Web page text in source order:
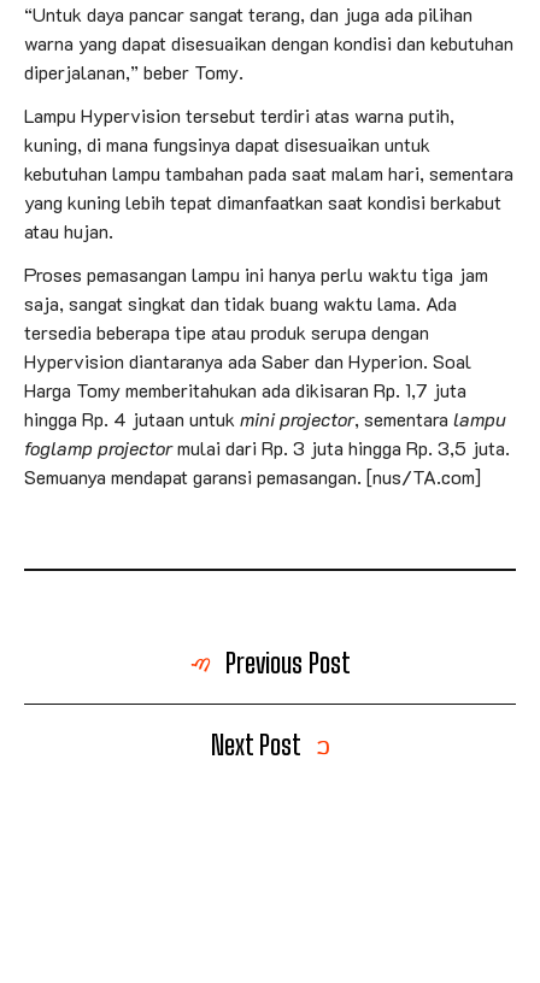
“Untuk daya pancar sangat terang, dan juga ada pilihan
warna yang dapat disesuaikan dengan kondisi dan kebutuhan
diperjalanan,” beber Tomy.
Lampu Hypervision tersebut terdiri atas warna putih,
kuning, di mana fungsinya dapat disesuaikan untuk
kebutuhan lampu tambahan pada saat malam hari, sementara
yang kuning lebih tepat dimanfaatkan saat kondisi berkabut
atau hujan.
Proses pemasangan lampu ini hanya perlu waktu tiga jam
saja, sangat singkat dan tidak buang waktu lama. Ada
tersedia beberapa tipe atau produk serupa dengan
Hypervision diantaranya ada Saber dan Hyperion. Soal
Harga Tomy memberitahukan ada dikisaran Rp. 1,7 juta
hingga Rp. 4 jutaan untukmini projector, sementara lampu
foglamp projectormulai dari Rp. 3 juta hingga Rp. 3,5 juta.
Semuanya mendapat garansi pemasangan. [nus/TA.com]
Previous Post
Next Post